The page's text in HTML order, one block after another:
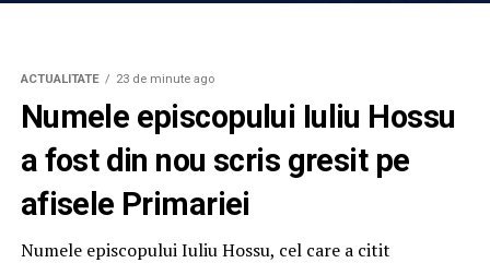
ACTUALITATE 23 de minute ago
Numele episcopului Iuliu Hossu
a fost din nou scris gresit pe
afisele Primariei
Numele episcopului Iuliu Hossu, cel care a citit